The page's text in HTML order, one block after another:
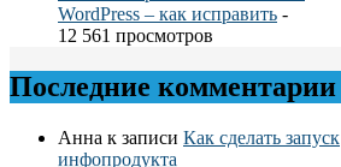
WordPress – как исправить -
12 561 просмотров
Последние комментарии
Анна к записи Как сделать запуск
инфопродукта